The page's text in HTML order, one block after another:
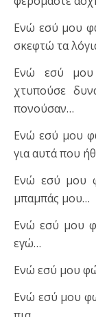
Ενώ εσύ μου
σκεφτώ τα
Ενώ εσύ μου
χτυπούσε
πονούσαν…
Ενώ εσύ μου
για αυτά που
Ενώ εσύ μου
μπαμπάς μου…
Ενώ εσύ μου
εγώ…
Ενώ εσύ μου
Ενώ εσύ μου